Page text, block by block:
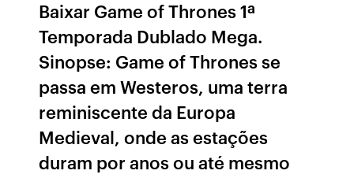
Baixar Game of Thrones 1ª
Temporada Dublado Mega.
Sinopse: Game of Thrones se
passa em Westeros, uma terra
reminiscente da Europa
Medieval, onde as estações
duram por anos ou até mesmo